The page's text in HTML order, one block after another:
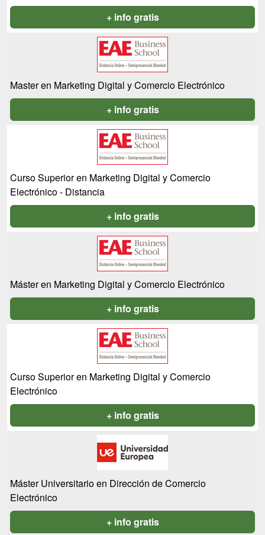
+ info gratis
Master en Marketing Digital y Comercio Electrónico
+ info gratis
Curso Superior en Marketing Digital y Comercio
Electrónico - Distancia
+ info gratis
Máster en Marketing Digital y Comercio Electrónico
+ info gratis
Curso Superior en Marketing Digital y Comercio
Electrónico
+ info gratis
Máster Universitario en Dirección de Comercio
Electrónico
+ info gratis